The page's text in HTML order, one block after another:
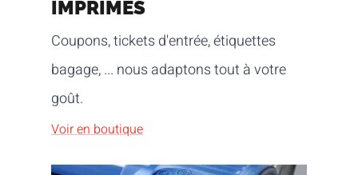
IMPRIMÉS
Coupons, tickets d'entrée, étiquettes
bagage, ... nous adaptons tout à votre
goût.
Voir en boutique